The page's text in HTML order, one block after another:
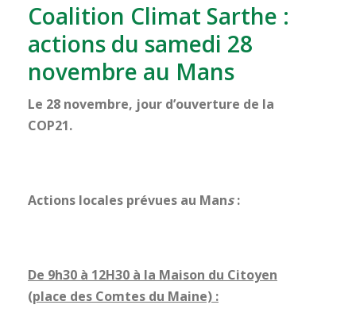
Coalition Climat Sarthe :
actions du samedi 28
novembre au Mans
Le 28 novembre, jour d’ouverture de la
COP21.
Actions locales prévues au Mans:
De 9h30 à 12H30 à la Maison du Citoyen
(place des Comtes du Maine) :